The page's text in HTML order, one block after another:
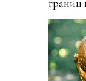
границ